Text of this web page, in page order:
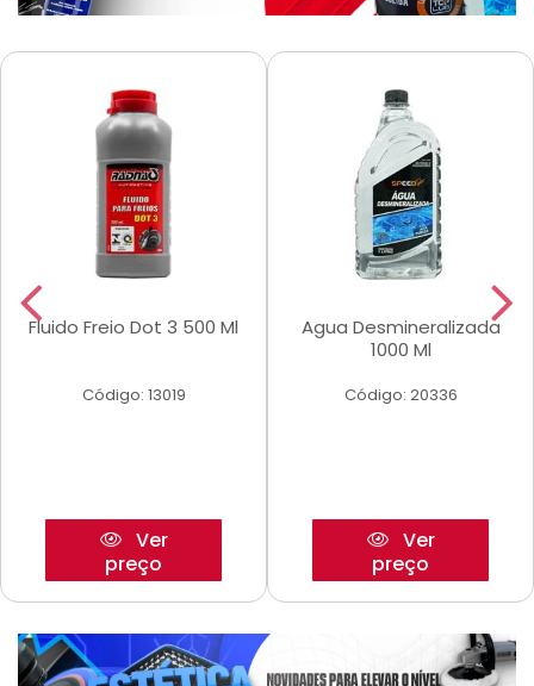
Fluido Freio Dot 3 500 Ml
Código: 13019
Ver
preço
Agua Desmineralizada
1000 Ml
Código: 20336
Ver
preço